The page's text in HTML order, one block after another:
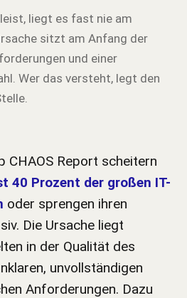
liegt es fast nie am
sitzt am Anfang der
und einer
Wer das versteht, legt den
CHAOS Report scheitern
40 Prozent der großen IT-
oder sprengen ihren
Die Ursache liegt
in der Qualität des
unvollständigen
Anforderungen. Dazu